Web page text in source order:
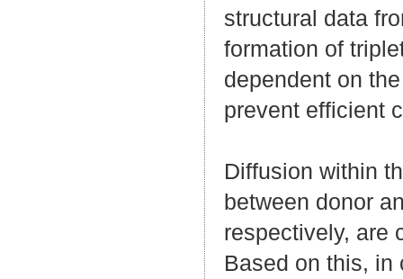
structural data
formation of
dependent on
prevent efficient
Diffusion within
between donor
respectively, are
Based on this, in